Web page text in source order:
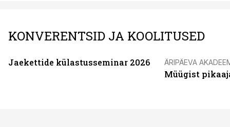
KONVERENTSID JA KOOLITUSED
Jaekettide külastusseminar 2026 ÄRIPÄEVA
Müügist